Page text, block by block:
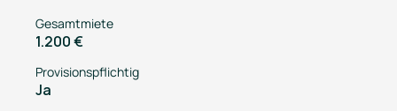
Gesamtmiete
1.200 €
Provisionspflichtig
Ja